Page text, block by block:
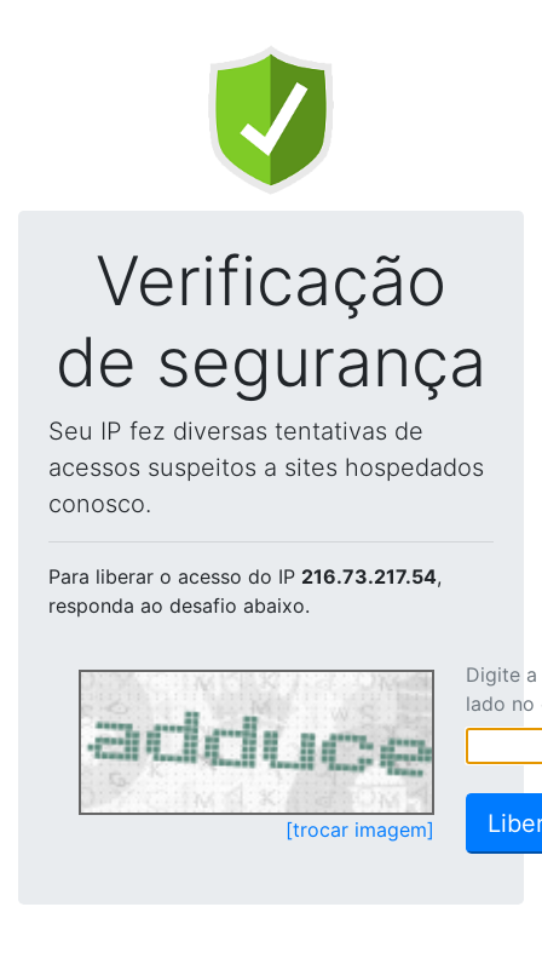
Verificação
de segurança
Seu IP fez diversas tentativas de
acessos suspeitos a sites hospedados
conosco.
Para liberar o acesso do IP 216.73.217.54,
responda ao desafio abaixo.
[trocar imagem]
Digite
lado no